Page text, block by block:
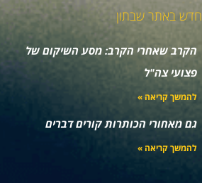
חדש באתר שבתון
הקרב שאחרי הקרב: מסע השיקום של
פצועי צה"ל
להמשך קריאה »
גם מאחורי הכותרות קורים דברים
להמשך קריאה »